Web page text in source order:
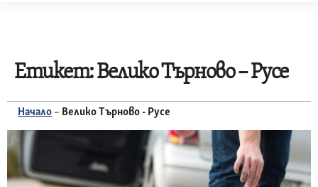
Етикет:Велико Търново – Русе
Начало – Велико Търново - Русе